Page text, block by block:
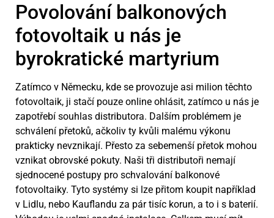
Povolování balkonových
fotovoltaik u nás je
byrokratické martyrium
Zatímco v Německu, kde se provozuje asi milion těchto
fotovoltaik, ji stačí pouze online ohlásit, zatímco u nás je
zapotřebí souhlas distributora. Dalším problémem je
schválení přetoků, ačkoliv ty kvůli malému výkonu
prakticky nevznikají. Přesto za sebemenší přetok mohou
vznikat obrovské pokuty. Naši tři distributoři nemají
sjednocené postupy pro schvalování balkonové
fotovoltaiky. Tyto systémy si lze přitom koupit například
v Lidlu, nebo Kauflandu za pár tisíc korun, a to i s baterií.